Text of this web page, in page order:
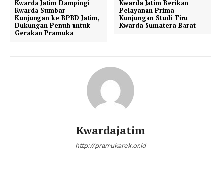
Kwarda Jatim Dampingi
Kwarda Sumbar
Kunjungan ke BPBD Jatim,
Dukungan Penuh untuk
Gerakan Pramuka
Kwarda Jatim Berikan
Pelayanan Prima
Kunjungan Studi Tiru
Kwarda Sumatera Barat
Kwardajatim
http://pramukarek.or.id